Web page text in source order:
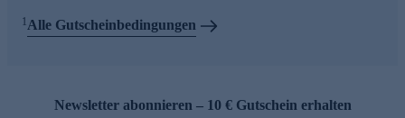
1Alle Gutscheinbedingungen
Newsletter abonnieren – 10 € Gutschein erhalten